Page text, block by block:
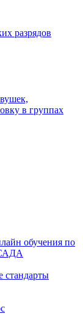
разрядов
в группах
обучения по